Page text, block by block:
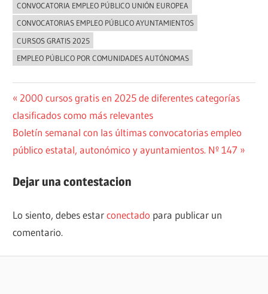
CONVOCATORIA EMPLEO PÚBLICO UNIÓN EUROPEA
CONVOCATORIAS EMPLEO PÚBLICO AYUNTAMIENTOS
CURSOS GRATIS 2025
EMPLEO PÚBLICO POR COMUNIDADES AUTÓNOMAS
Navegación
de
entradas
Entrada
anterior:
2000 cursos gratis en 2025 de diferentes categorías
clasificados como más relevantes
Siguiente
entrada:
Boletín semanal con las últimas convocatorias empleo
público estatal, autonómico y ayuntamientos. Nº 147
Dejar una contestacion
Lo siento, debes estarconectado para publicar un
comentario.